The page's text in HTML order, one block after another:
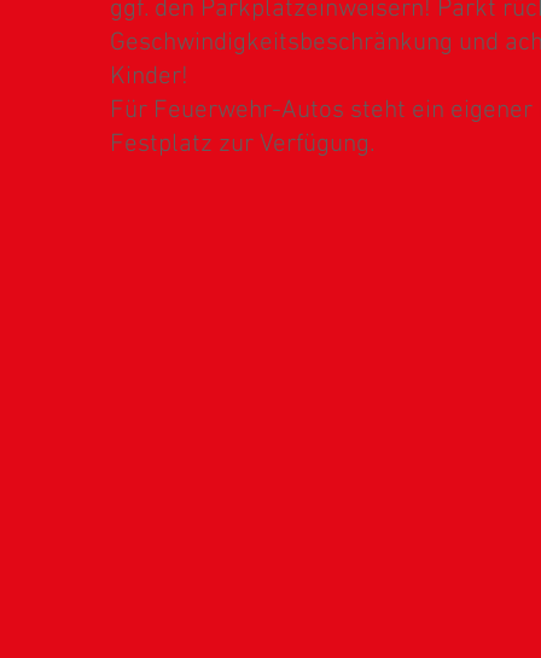
ggf. den Parkplatzeinweisern! Parkt
Geschwindigkeitsbeschränkung und
Kinder!
Für Feuerwehr-Autos steht ein
Festplatz zur Verfügung.